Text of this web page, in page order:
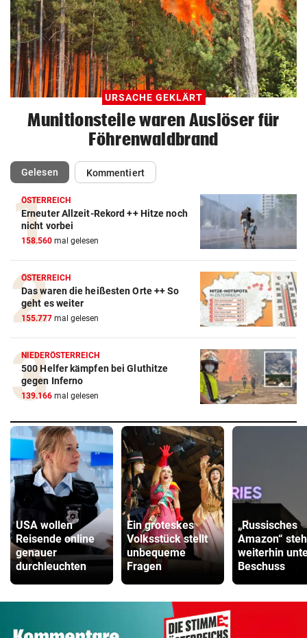
URSACHE GEKLÄRT
Munitionsteile waren Auslöser für
Föhrenwaldbrand
Gelesen(ausgewählt)Kommentiert
ÖSTERREICH
Erneuter Allzeit-Rekord ++ Hitze noch
nicht vorbei
158.560 mal gelesen
ÖSTERREICH
Das waren die heißesten Orte ++ So
geht es weiter
155.777 mal gelesen
NIEDERÖSTERREICH
500 Helfer kämpfen bei Gluthitze
gegen Inferno
139.166 mal gelesen
USA wollen
Reisende online
genauer
durchleuchten
Ein groteskes
Volksstück stellt
unbequeme
Fragen
„Russisches
Amazon“
weiterhin
Beschuss